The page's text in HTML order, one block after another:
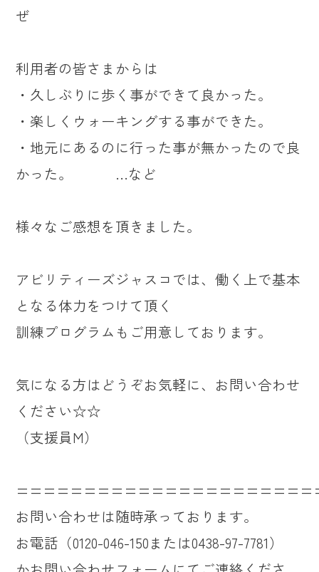
ぜ
利用者の皆さまからは
・久しぶりに歩く事ができて良かった。
・楽しくウォーキングする事ができた。
・地元にあるのに行った事が無かったので良
かった。 …など
様々なご感想を頂きました。
アビリティーズジャスコでは、働く上で基本
となる体力をつけて頂く
訓練プログラムもご用意しております。
気になる方はどうぞお気軽に、お問い合わせ
ください☆☆
（支援員M）
お問い合わせは随時承っております。
お電話（0120-046-150または0438-97-7781）